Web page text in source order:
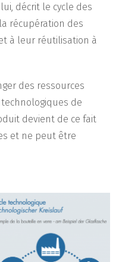
décrit le cycle des
récupération des
à leur réutilisation à
des ressources
de
devient de ce fait
et ne peut être